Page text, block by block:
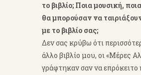
το βιβλίο; Ποια μουσική,
θα μπορούσαν να
με το βιβλίο σας;
Δεν σας κρύβω ότι
άλλο βιβλίο μου, οι «Μέρες
γράφτηκαν σαν να επρόκειτο